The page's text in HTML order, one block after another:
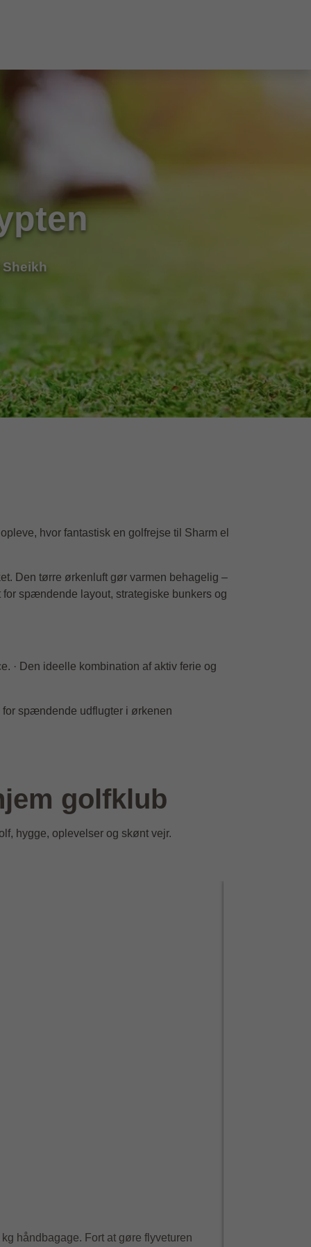
hvor fantastisk en golfrejse til Sharm el
Den tørre ørkenluft gør varmen behagelig –
spændende layout, strategiske bunkers og
· Den ideelle kombination af aktiv ferie og
spændende udflugter i ørkenen
golfklub
hygge, oplevelser og skønt vejr.
håndbagage. Fort at gøre flyveturen